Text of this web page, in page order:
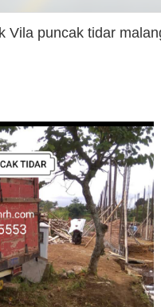
Vila puncak tidar